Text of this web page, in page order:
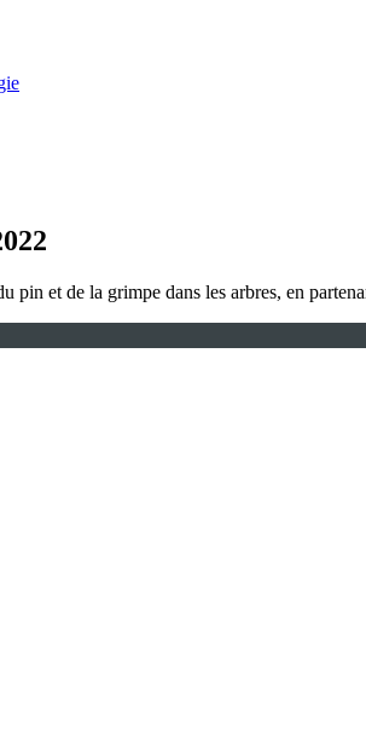
pin et de la grimpe dans les arbres, en